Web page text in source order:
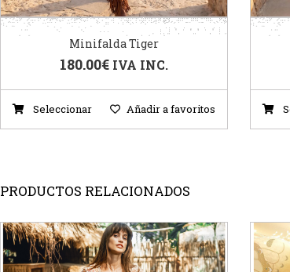
Minifalda Tiger
180.00€ IVA INC.
Seleccionar Añadir a favoritos
PRODUCTOS RELACIONADOS